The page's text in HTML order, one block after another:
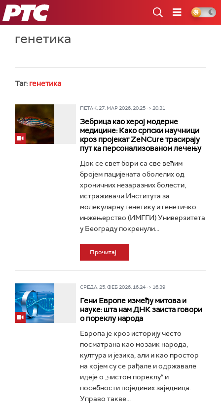
РТС
генетика
Таг: генетика
ПЕТАК, 27. МАР 2026, 20:25 -> 20:31
Зебрица као херој модерне
медицине: Како српски научници
кроз пројекат ZeNCure трасирају
пут ка персонализованом лечењу
Док се свет бори са све већим
бројем пацијената оболелих од
хроничних незаразних болести,
истраживачи Института за
молекуларну генетику и генетичко
инжењерство (ИМГГИ) Универзитета
у Београду покренули...
Прочитај
СРЕДА, 25. ФЕБ 2026, 16:24 -> 16:39
Гени Европе између митова и
науке: шта нам ДНК заиста говори
о пореклу народа
Европа је кроз историју често
посматрана као мозаик народа,
култура и језика, али и као простор
на којем су се рађале и одржавале
идеје о „чистом пореклу“ и
посебности појединих заједница.
Управо такве...